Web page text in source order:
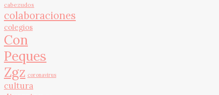
cabezudos
colaboraciones
colegios
Con
Peques
Zgz coronavirus
cultura